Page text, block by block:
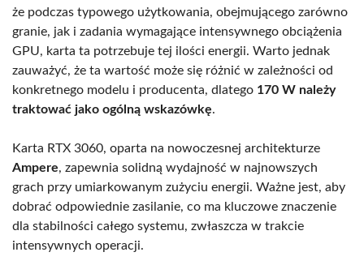
że podczas typowego użytkowania, obejmującego zarówno
granie, jak i zadania wymagające intensywnego obciążenia
GPU, karta ta potrzebuje tej ilości energii. Warto jednak
zauważyć, że ta wartość może się różnić w zależności od
konkretnego modelu i producenta, dlatego 170 W należy
traktować jako ogólną wskazówkę.
Karta RTX 3060, oparta na nowoczesnej architekturze
Ampere, zapewnia solidną wydajność w najnowszych
grach przy umiarkowanym zużyciu energii. Ważne jest, aby
dobrać odpowiednie zasilanie, co ma kluczowe znaczenie
dla stabilności całego systemu, zwłaszcza w trakcie
intensywnych operacji.